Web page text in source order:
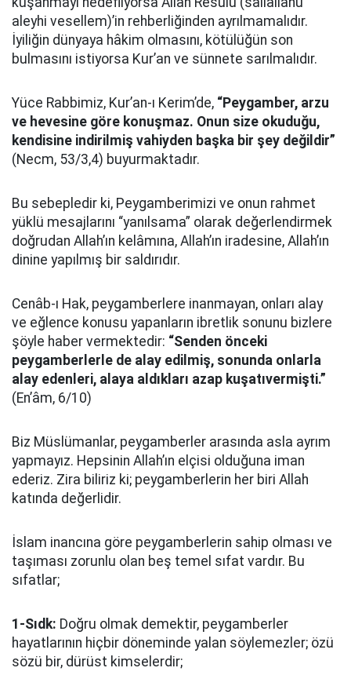
aleyhi vesellem)’in rehberliğinden ayrılmamalıdır.
İyiliğin dünyaya hâkim olmasını, kötülüğün son
bulmasını istiyorsa Kur’an ve sünnete sarılmalıdır.
Yüce Rabbimiz, Kur’an-ı Kerim’de, “Peygamber, arzu
ve hevesine göre konuşmaz. Onun size okuduğu,
kendisine indirilmiş vahiyden başka bir şey değildir”
(Necm, 53/3,4) buyurmaktadır.
Bu sebepledir ki, Peygamberimizi ve onun rahmet
yüklü mesajlarını “yanılsama” olarak değerlendirmek
doğrudan Allah’ın kelâmına, Allah’ın iradesine, Allah’ın
dinine yapılmış bir saldırıdır.
Cenâb-ı Hak, peygamberlere inanmayan, onları alay
ve eğlence konusu yapanların ibretlik sonunu bizlere
şöyle haber vermektedir: “Senden önceki
peygamberlerle de alay edilmiş, sonunda onlarla
alay edenleri, alaya aldıkları azap kuşatıvermişti.”
(En’âm, 6/10)
Biz Müslümanlar, peygamberler arasında asla ayrım
yapmayız. Hepsinin Allah’ın elçisi olduğuna iman
ederiz. Zira biliriz ki; peygamberlerin her biri Allah
katında değerlidir.
İslam inancına göre peygamberlerin sahip olması ve
taşıması zorunlu olan beş temel sıfat vardır. Bu
sıfatlar;
1-Sıdk: Doğru olmak demektir, peygamberler
hayatlarının hiçbir döneminde yalan söylemezler; özü
sözü bir, dürüst kimselerdir;